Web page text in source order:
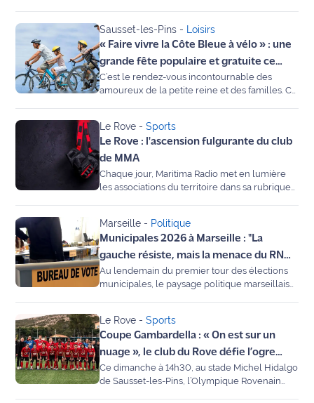
Politique
Santé
Social
Transport
National
International
Défense
Municipales
2026
Contenus
L'invité(e)
de la
rédaction
Marseille, l'envie de pédaler sur la Côte
Bleue, de vibrer au rythme du carnaval ou de
découvrir les coulisses de nos fermes, le
territoire propose des événements
exceptionnels. Découvrez notre sélection
Sausset-les-Pins -
Loisirs
« Faire vivre la Côte Bleue à vélo » : une
grande fête populaire et gratuite ce
dimanche entre Le Rove et Sausset
C’est le rendez-vous incontournable des
amoureux de la petite reine et des familles. Ce
du Vélo de la Côte Bleue. Entre
déambulations collectives, initiations au BMX
et village d'animations à Sausset-les-Pins,
l’événement promet une journée festive et
engagée. Gautier Miaille, chargé de mission
Le Rove -Sports
Le Rove : l'ascension fulgurante du club
de MMA
Chaque jour, Maritima Radio met en lumière
les associations du territoire dans sa rubrique
dynamique du club de MMA. Son président,
Cyril Camoin, nous explique comment cette
discipline est devenue incontournable et nous
dévoile les coulisses de la grande compétition
régionale organisée ce samedi au gymnase
Marseille - Politique
Municipales 2026 à Marseille : "La
gauche résiste, mais la menace du RN
est réelle", analyse Léo Purguette sur
Maritima
Au lendemain du premier tour des élections
municipales, le paysage politique marseillais
National. Invité ce matin sur Maritima, Léo
Purguette, président du journal La
Marseillaise, livre son analyse sur les résultats,
l'abstention record et les enjeux d'un second
tour qui s'annonce électrique.
Le Rove -Sports
Coupe Gambardella : « On est sur un
nuage », le club du Rove défie l’ogre
troyen pour un exploit historique
Ce dimanche à 14h30, au stade Michel Hidalgo
de Sausset-les-Pins, l’Olympique Rovenain